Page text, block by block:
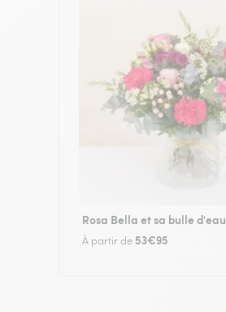
Rosa Bella et sa bulle d'eau
À partir de 53€95